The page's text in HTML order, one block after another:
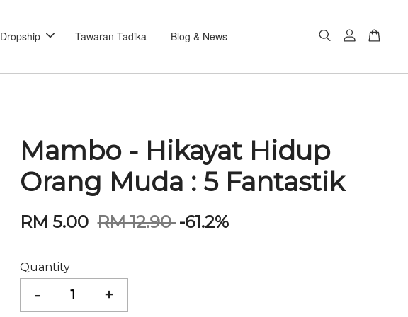
Dropship Tawaran Tadika Blog & News
Mambo - Hikayat Hidup
Orang Muda : 5 Fantastik
RM 5.00 RM 12.90-61.2%
Quantity
- +